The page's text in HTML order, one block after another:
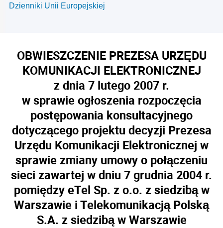
Dzienniki Unii Europejskiej
OBWIESZCZENIE PREZESA URZĘDU
KOMUNIKACJI ELEKTRONICZNEJ
z dnia 7 lutego 2007 r.
w sprawie ogłoszenia rozpoczęcia
postępowania konsultacyjnego
dotyczącego projektu decyzji Prezesa
Urzędu Komunikacji Elektronicznej w
sprawie zmiany umowy o połączeniu
sieci zawartej w dniu 7 grudnia 2004 r.
pomiędzy eTel Sp. z o.o. z siedzibą w
Warszawie i Telekomunikacją Polską
S.A. z siedzibą w Warszawie